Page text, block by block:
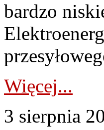
bardzo
Więcej...
3 sierpnia